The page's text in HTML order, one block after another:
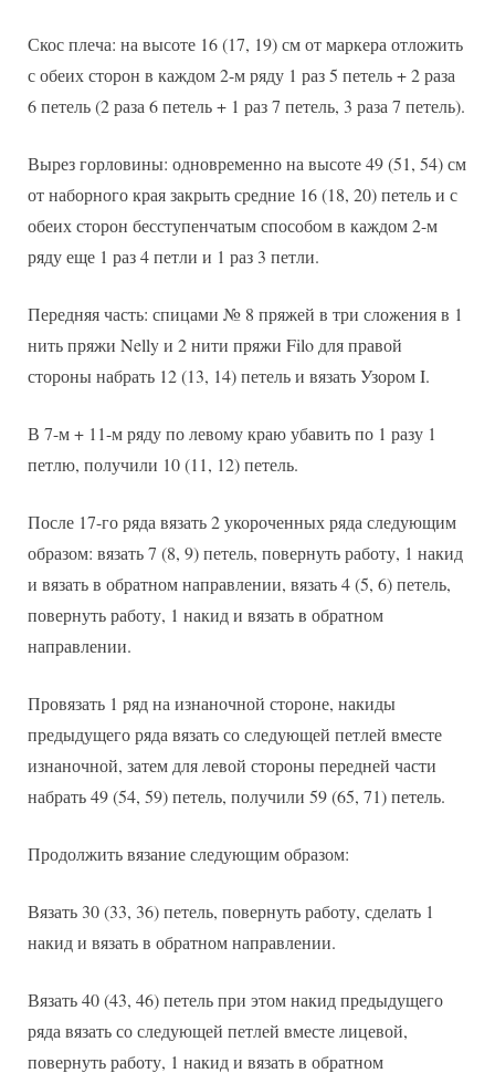
Скос плеча: на высоте 16 (17, 19) см от маркера отложить
с обеих сторон в каждом 2-м ряду 1 раз 5 петель + 2 раза
6 петель (2 раза 6 петель + 1 раз 7 петель, 3 раза 7 петель).
Вырез горловины: одновременно на высоте 49 (51, 54) см
от наборного края закрыть средние 16 (18, 20) петель и с
обеих сторон бесступенчатым способом в каждом 2-м
ряду еще 1 раз 4 петли и 1 раз 3 петли.
Передняя часть: спицами № 8 пряжей в три сложения в 1
нить пряжи Nelly и 2 нити пряжи Filo для правой
стороны набрать 12 (13, 14) петель и вязать Узором I.
В 7-м + 11-м ряду по левому краю убавить по 1 разу 1
петлю, получили 10 (11, 12) петель.
После 17-го ряда вязать 2 укороченных ряда следующим
образом: вязать 7 (8, 9) петель, повернуть работу, 1 накид
и вязать в обратном направлении, вязать 4 (5, 6) петель,
повернуть работу, 1 накид и вязать в обратном
направлении.
Провязать 1 ряд на изнаночной стороне, накиды
предыдущего ряда вязать со следующей петлей вместе
изнаночной, затем для левой стороны передней части
набрать 49 (54, 59) петель, получили 59 (65, 71) петель.
Продолжить вязание следующим образом:
Вязать 30 (33, 36) петель, повернуть работу, сделать 1
накид и вязать в обратном направлении.
Вязать 40 (43, 46) петель при этом накид предыдущего
ряда вязать со следующей петлей вместе лицевой,
повернуть работу, 1 накид и вязать в обратном